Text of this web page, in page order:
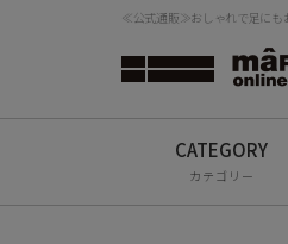
≪公式通販≫おしゃれで足にも
カテゴリー
タイ